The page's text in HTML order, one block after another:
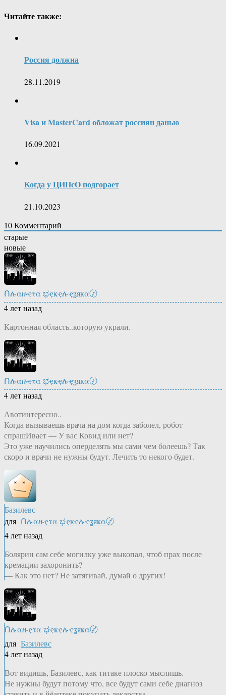
Читайте также:
Россия должна
28.11.2019
Visa и MasterCard обложат россиян данью
16.09.2021
Когда у ЦИПсО подгорает
21.10.2023
10Комментарий
старые
новые
Ոሉαዙҿτα ಭҿҝҿሉҿʓяҝα〄
4 лет назад
Картонная область..которую украли.
Ոሉαዙҿτα ಭҿҝҿሉҿʓяҝα〄
4 лет назад
Авотинтересно..
Когда вызываешь врача на дом когда заболел, робот
спрашИвает — У вас Ковид или нет?
Это уже научились оперделять мы сами чем болеешь? Так
скоро и врачи не нужны будут. Лечить то некого будет.
Базилевс
для Ոሉαዙҿτα ಭҿҝҿሉҿʓяҝα〄
4 лет назад
Болярин сам себе могилку уже выкопал, чтоб прах после
кремации захоронить?
— Как это нет? Не затягивай, думай о других!
Ոሉαዙҿτα ಭҿҝҿሉҿʓяҝα〄
для Базилевс
4 лет назад
Вот видишь, Базилевс, как титаке плоско мыслишь.
Не нужны будут потому что, все будут сами себе диагноз